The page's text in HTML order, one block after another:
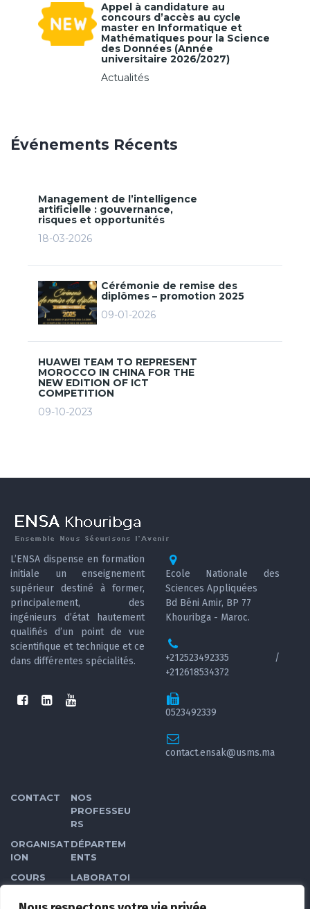
Appel à candidature au
concours d’accès au cycle
master en Informatique et
Mathématiques pour la Science
des Données (Année
universitaire 2026/2027)
Actualités
Événements Récents
Management de l’intelligence
artificielle : gouvernance,
risques et opportunités
18-03-2026
Cérémonie de remise des
diplômes – promotion 2025
09-01-2026
HUAWEI TEAM TO REPRESENT
MOROCCO IN CHINA FOR THE
NEW EDITION OF ICT
COMPETITION
09-10-2023
L’ENSA dispense en formation
initiale un enseignement
supérieur destiné à former,
principalement, des
ingénieurs d’état hautement
qualifiés d’un point de vue
scientifique et technique et ce
dans différentes spécialités.
Ecole Nationale des
Sciences Appliquées
Bd Béni Amir, BP 77
Khouribga - Maroc.
+212523492335 /
+212618534372
0523492339
contact.ensak@usms.ma
CONTACT
NOS
PROFESSEU
RS
ORGANISAT
ION
DÉPARTEM
ENTS
COURS
LABORATOI